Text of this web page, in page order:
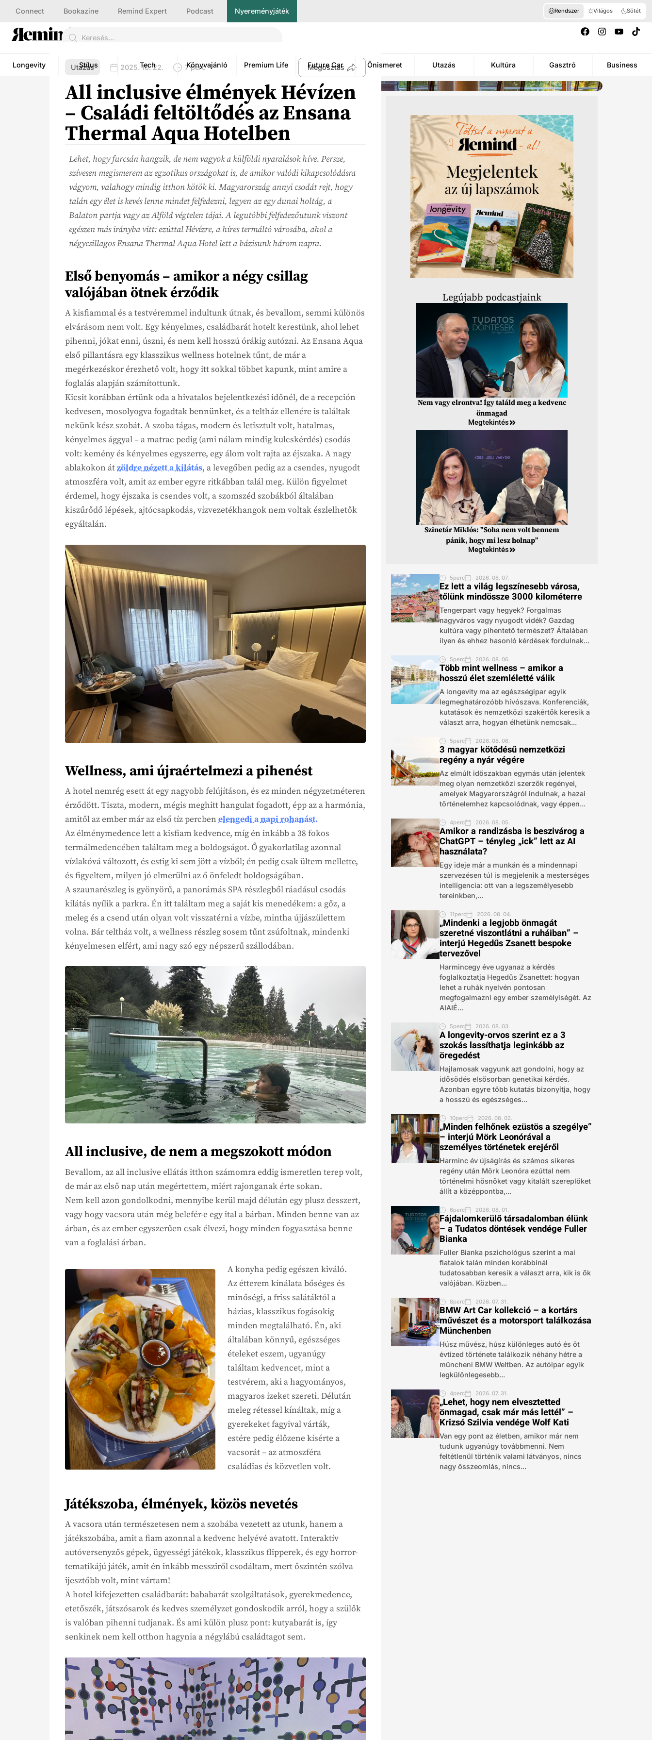
Connect Bookazine Remind Expert Podcast Nyereményjáték Rendszer Világos Sötét
Longevity Stílus Tech Könyvajánló Premium Life Future Car Önismeret Utazás Kultúra Gasztró Business
Utazás 2025. 10. 22. 7 perc Megosztás
All inclusive élmények Hévízen
– Családi feltöltődés az Ensana
Thermal Aqua Hotelben
Lehet, hogy furcsán hangzik, de nem vagyok a külföldi nyaralások híve. Persze,
szívesen megismerem az egzotikus országokat is, de amikor valódi kikapcsolódásra
vágyom, valahogy mindig itthon kötök ki. Magyarország annyi csodát rejt, hogy
talán egy élet is kevés lenne mindet felfedezni, legyen az egy dunai holtág, a
Balaton partja vagy az Alföld végtelen tájai. A legutóbbi felfedezőutunk viszont
egészen más irányba vitt: ezúttal Hévízre, a híres termáltó városába, ahol a
négycsillagos Ensana Thermal Aqua Hotel lett a bázisunk három napra.
Első benyomás – amikor a négy csillag
valójában ötnek érződik
A kisfiammal és a testvéremmel indultunk útnak, és bevallom, semmi különös
elvárásom nem volt. Egy kényelmes, családbarát hotelt kerestünk, ahol lehet
pihenni, jókat enni, úszni, és nem kell hosszú órákig autózni. Az Ensana Aqua
első pillantásra egy klasszikus wellness hotelnek tűnt, de már a
megérkezéskor érezhető volt, hogy itt sokkal többet kapunk, mint amire a
foglalás alapján számítottunk.
Kicsit korábban értünk oda a hivatalos bejelentkezési időnél, de a recepción
kedvesen, mosolyogva fogadtak bennünket, és a teltház ellenére is találtak
nekünk kész szobát. A szoba tágas, modern és letisztult volt, hatalmas,
kényelmes ággyal – a matrac pedig (ami nálam mindig kulcskérdés) csodás
volt: kemény és kényelmes egyszerre, egy álom volt rajta az éjszaka. A nagy
ablakokon átzöldre nézett a kilátás, a levegőben pedig az a csendes, nyugodt
atmoszféra volt, amit az ember egyre ritkábban talál meg. Külön figyelmet
érdemel, hogy éjszaka is csendes volt, a szomszéd szobákból általában
kiszűrődő lépések, ajtócsapkodás, vízvezetékhangok nem voltak észlelhetők
egyáltalán.
Wellness, ami újraértelmezi a pihenést
A hotel nemrég esett át egy nagyobb felújításon, és ez minden négyzetméteren
érződött. Tiszta, modern, mégis meghitt hangulat fogadott, épp az a harmónia,
amitől az ember már az első tíz percben elengedi a napi rohanást.
Az élménymedence lett a kisfiam kedvence, míg én inkább a 38 fokos
termálmedencében találtam meg a boldogságot. Ő gyakorlatilag azonnal
vízlakóvá változott, és estig ki sem jött a vízből; én pedig csak ültem mellette,
és figyeltem, milyen jó elmerülni az ő önfeledt boldogságában.
A szaunarészleg is gyönyörű, a panorámás SPA részlegből ráadásul csodás
kilátás nyílik a parkra. Én itt találtam meg a saját kis menedékem: a gőz, a
meleg és a csend után olyan volt visszatérni a vízbe, mintha újjászülettem
volna. Bár teltház volt, a wellness részleg sosem tűnt zsúfoltnak, mindenki
kényelmesen elfért, ami nagy szó egy népszerű szállodában.
All inclusive, de nem a megszokott módon
Bevallom, az all inclusive ellátás itthon számomra eddig ismeretlen terep volt,
de már az első nap után megértettem, miért rajonganak érte sokan.
Nem kell azon gondolkodni, mennyibe kerül majd délután egy plusz desszert,
vagy hogy vacsora után még belefér-e egy ital a bárban. Minden benne van az
árban, és az ember egyszerűen csak élvezi, hogy minden fogyasztása benne
van a foglalási árban.
A konyha pedig egészen kiváló.
Az étterem kínálata bőséges és
minőségi, a friss salátáktól a
házias, klasszikus fogásokig
minden megtalálható. Én, aki
általában könnyű, egészséges
ételeket eszem, ugyanúgy
találtam kedvencet, mint a
testvérem, aki a hagyományos,
magyaros ízeket szereti. Délután
meleg rétessel kínáltak, míg a
gyerekeket fagyival várták,
estére pedig élőzene kísérte a
vacsorát – az atmoszféra
családias és közvetlen volt.
Játékszoba, élmények, közös nevetés
A vacsora után természetesen nem a szobába vezetett az utunk, hanem a
játékszobába, amit a fiam azonnal a kedvenc helyévé avatott. Interaktív
autóversenyzős gépek, ügyességi játékok, klasszikus flipperek, és egy horror-
tematikájú játék, amit én inkább messziről csodáltam, mert őszintén szólva
ijesztőbb volt, mint vártam!
A hotel kifejezetten családbarát: bababarát szolgáltatások, gyerekmedence,
etetőszék, játszósarok és kedves személyzet gondoskodik arról, hogy a szülők
is valóban pihenni tudjanak. És ami külön plusz pont: kutyabarát is, így
senkinek nem kell otthon hagynia a négylábú családtagot sem.
Legújabb podcastjaink
Nem vagy elrontva! Így találd meg a kedvenc
önmagad
Megtekintés
Szinetár Miklós: "Soha nem volt bennem
pánik, hogy mi lesz holnap”
Megtekintés
5perc 2026. 08. 07.
Ez lett a világ legszínesebb városa,
tőlünk mindössze 3000 kilométerre
Tengerpart vagy hegyek? Forgalmas
nagyváros vagy nyugodt vidék? Gazdag
kultúra vagy pihentető természet? Általában
ilyen és ehhez hasonló kérdések fordulnak...
5perc 2026. 08. 06.
Több mint wellness – amikor a
hosszú élet szemléletté válik
A longevity ma az egészségipar egyik
legmeghatározóbb hívószava. Konferenciák,
kutatások és nemzetközi szakértők keresik a
választ arra, hogyan élhetünk nemcsak...
5perc 2026. 08. 06.
3 magyar kötődésű nemzetközi
regény a nyár végére
Az elmúlt időszakban egymás után jelentek
meg olyan nemzetközi szerzők regényei,
amelyek Magyarországról indulnak, a hazai
történelemhez kapcsolódnak, vagy éppen...
4perc 2026. 08. 05.
Amikor a randizásba is beszivárog a
ChatGPT – tényleg „ick” lett az AI
használata?
Egy ideje már a munkán és a mindennapi
szervezésen túl is megjelenik a mesterséges
intelligencia: ott van a legszemélyesebb
tereinkben,...
11perc 2026. 08. 04.
„Mindenki a legjobb önmagát
szeretné viszontlátni a ruháiban” –
interjú Hegedűs Zsanett bespoke
tervezővel
Harmincegy éve ugyanaz a kérdés
foglalkoztatja Hegedűs Zsanettet: hogyan
lehet a ruhák nyelvén pontosan
megfogalmazni egy ember személyiségét. Az
AIAIÉ...
5perc 2026. 08. 03.
A longevity-orvos szerint ez a 3
szokás lassíthatja leginkább az
öregedést
Hajlamosak vagyunk azt gondolni, hogy az
idősödés elsősorban genetikai kérdés.
Azonban egyre több kutatás bizonyítja, hogy
a hosszú és egészséges...
10perc 2026. 08. 02.
„Minden felhőnek ezüstös a szegélye”
– interjú Mörk Leonórával a
személyes történetek erejéről
Harminc év újságírás és számos sikeres
regény után Mörk Leonóra ezúttal nem
történelmi hősnőket vagy kitalált szereplőket
állít a középpontba,...
6perc 2026. 08. 01.
Fájdalomkerülő társadalomban élünk
– a Tudatos döntések vendége Fuller
Bianka
Fuller Bianka pszichológus szerint a mai
fiatalok talán minden korábbinál
tudatosabban keresik a választ arra, kik is ők
valójában. Közben...
8perc 2026. 07. 31.
BMW Art Car kollekció – a kortárs
művészet és a motorsport találkozása
Münchenben
Húsz művész, húsz különleges autó és öt
évtized története találkozik néhány hétre a
müncheni BMW Weltben. Az autóipar egyik
legkülönlegesebb...
4perc 2026. 07. 31.
„Lehet, hogy nem elvesztetted
önmagad, csak már más lettél” –
Krizsó Szilvia vendége Wolf Kati
Van egy pont az életben, amikor már nem
tudunk ugyanúgy továbbmenni. Nem
feltétlenül történik valami látványos, nincs
nagy összeomlás, nincs...